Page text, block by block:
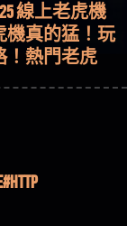
線上老虎機
全攻略！
機真的猛！玩
！
！熱門老虎
！
路緊急追討
資是真的嗎
力智投資高
資金賴
詐騙 天盛商
商行詐騙一
退休老翁被
真的嗎 大戶e
大戶e點靈無
詐騙陷阱
國人中【免
嗎 弘記投資
投資詐騙的
利用新型
是不是詐騙
收割國人中